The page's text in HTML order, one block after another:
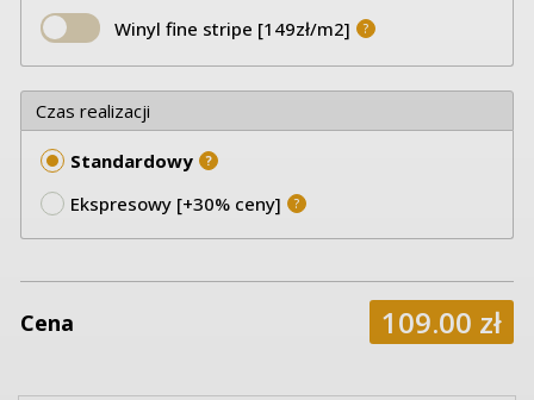
Winyl fine stripe [149zł/m2] ?
Czas realizacji
Standardowy ?
Ekspresowy [+30% ceny] ?
Cena 109.00 zł